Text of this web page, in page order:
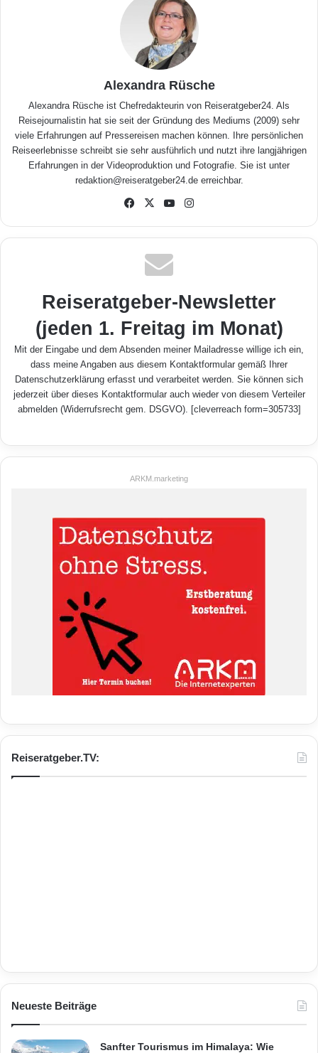
Alexandra Rüsche
Alexandra Rüsche ist Chefredakteurin von Reiseratgeber24. Als
Reisejournalistin hat sie seit der Gründung des Mediums (2009) sehr
viele Erfahrungen auf Pressereisen machen können. Ihre persönlichen
Reiseerlebnisse schreibt sie sehr ausführlich und nutzt ihre langjährigen
Erfahrungen in der Videoproduktion und Fotografie. Sie ist unter
redaktion@reiseratgeber24.de erreichbar.
Fa
ook
X
Yo
be am
Reiseratgeber-Newsletter
(jeden 1. Freitag im Monat)
Mit der Eingabe und dem Absenden meiner Mailadresse willige ich ein,
dass meine Angaben aus diesem Kontaktformular gemäß Ihrer
Datenschutzerklärung erfasst und verarbeitet werden. Sie können sich
jederzeit über dieses Kontaktformular auch wieder von diesem Verteiler
abmelden (Widerrufsrecht gem. DSGVO). [cleverreach form=305733]
ARKM.marketing
Reiseratgeber.TV:
Neueste Beiträge
Sanfter Tourismus im Himalaya: Wie